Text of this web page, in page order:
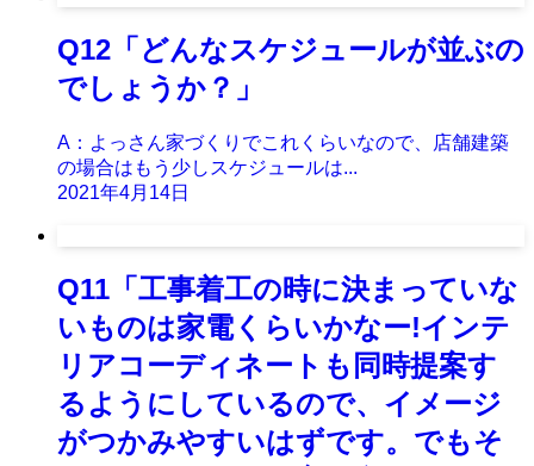
Q12「どんなスケジュールが並ぶの
でしょうか？」
A：よっさん家づくりでこれくらいなので、店舗建築
の場合はもう少しスケジュールは...
2021年4月14日
Q11「工事着工の時に決まっていな
いものは家電くらいかなー!インテ
リアコーディネートも同時提案す
るようにしているので、イメージ
がつかみやすいはずです。でもそ